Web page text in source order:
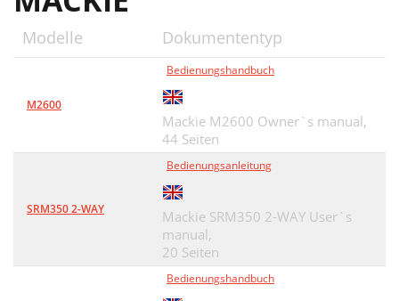
Modelle Dokumententyp
M2600
Bedienungshandbuch
Mackie M2600 Owner`s manual,
44 Seiten
SRM350 2-WAY
Bedienungsanleitung
Mackie SRM350 2-WAY User`s
manual,
20 Seiten
Bedienungshandbuch